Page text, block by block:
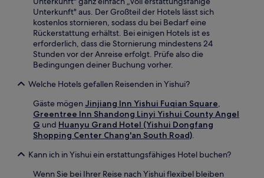
Unterkunft" aus. Der Großteil der Hotels lässt sich
kostenlos stornieren, sodass du bei Bedarf eine
Rückerstattung erhältst. Bei einigen Hotels ist es
erforderlich, dass die Stornierung mindestens 24
Stunden vor der Anreise erfolgt. Prüfe also die
Bedingungen deiner Buchung vorher.
Welche Hotels gefallen Reisenden in Yishui?
Gäste mögen Jinjiang Inn Yishui Fuqian Square,
Greentree Inn Shandong Linyi Yishui County Angel
G und Huanyu Grand Hotel (Yishui Dongfang
Shopping Center Chang'an South Road).
Kann ich in Yishui ein erstattungsfähiges Hotel buchen?
Wenn Sie bei Ihrer Reise nach Yishui flexibel bleiben